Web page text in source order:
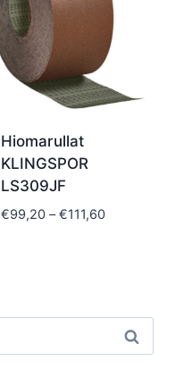
Hiomarullat
KLINGSPOR
LS309JF
€99,20 – €111,60
Haku